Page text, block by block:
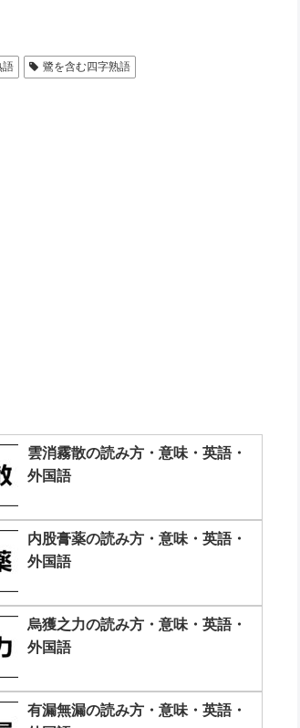
語 鷺を含む四字熟語
雲消霧散の読み方・意味・英語・
外国語
内股膏薬の読み方・意味・英語・
外国語
烏獲之力の読み方・意味・英語・
外国語
有漏無漏の読み方・意味・英語・